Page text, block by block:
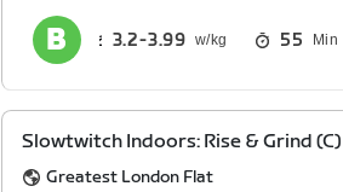
3.2 3.99 55 Min
Slowtwitch Indoors: Rise & Grind (C)
Greatest London Flat